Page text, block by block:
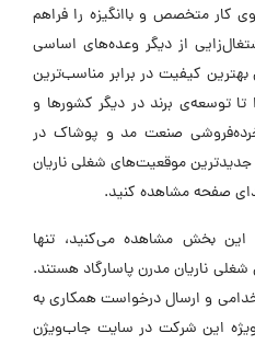
کار متخصص و باانگیزه را فراهم
از دیگر وعده‌های اساسی
بهترین کیفیت در برابر مناسب‌ترین
تا توسعه‌ی برند در دیگر کشورها و
صنعت مد و پوشاک در
موقعیت‌های شغلی ناریان
صفحه مشاهده کنید.
بخش مشاهده می‌کنید، تنها
ناریان مدرن پاسارگاد هستند.
و ارسال درخواست همکاری به
ویژه این شرکت در سایت جاب‌ویژن